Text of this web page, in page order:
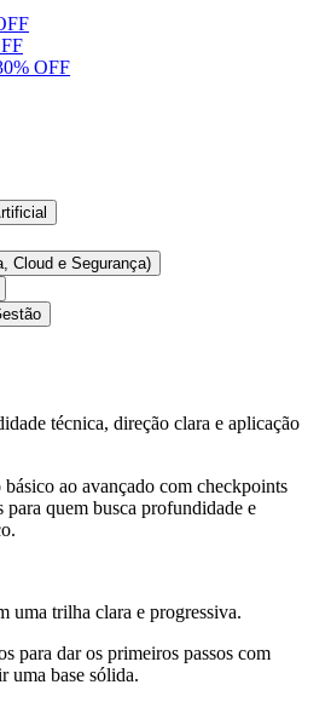
% OFF
Cloud e Segurança)
técnica, direção clara e aplicação
básico ao avançado com checkpoints
para quem busca profundidade e
uma trilha clara e progressiva.
para dar os primeiros passos com
uma base sólida.